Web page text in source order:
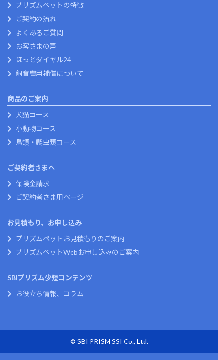
プリズムペットの特徴
ご契約の流れ
よくあるご質問
お客さまの声
ほっとダイヤル24
飼育費用補償について
商品のご案内
犬猫コース
小動物コース
鳥類・爬虫類コース
ご契約者さまへ
保険金請求
ご契約者さま用ページ
お見積もり、お申し込み
プリズムペットお見積もりのご案内
プリズムペットWebお申し込みのご案内
SBIプリズム少短コンテンツ
お役立ち情報、コラム
© SBI PRISM SSI Co., Ltd.